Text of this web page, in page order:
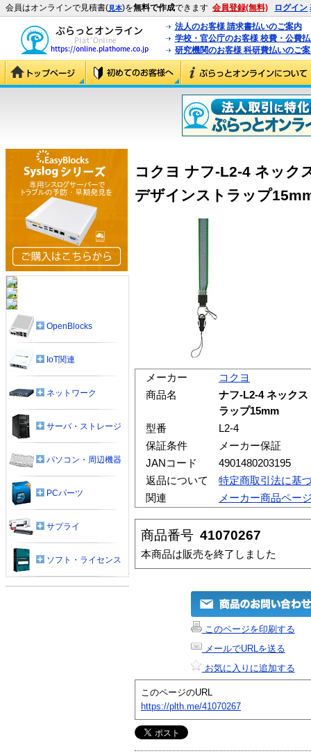
会員はオンラインで見積書(見本)を無料で作成できます 会員登録(無料) ログイン
法人のお客様 請求書払いのご案内
学校・官公庁のお客様 校費・公費
研究機関のお客様 科研費払いのご
コクヨ ナフ-L2-4 ネック
デザインストラップ
メーカー
コクヨ
商品名
ナフ-L2-4 ネック
ラップ15mm
型番
L2-4
保証条件
メーカー保証
JANコード
4901480203195
返品について
特定商取引法に基
関連
メーカー商品ペー
商品番号 41070267
本商品は販売を終了しました
このページを印刷する
メールでURLを送る
お気に入りに追加する
このページのURL
https://plth.me/41070267
OpenBlocks
IoT関連
ネットワーク
サーバ・ストレージ
パソコン・周辺機器
PCパーツ
サプライ
ソフト・ライセンス